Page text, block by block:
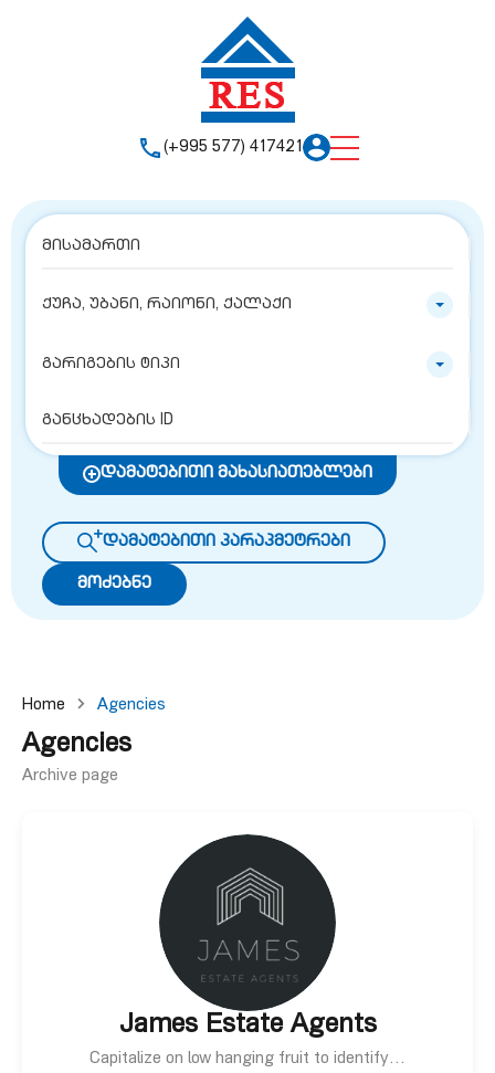
(+995 577) 417421
ქუჩა, უბანი, რაიონი, ქალაქი
გარიგების ტიპი
დამატებითი მახასიათებლები
დამატებითი პარაპმეტრები
მოძებნე
Home Agencies
Agencies
Archive page
James Estate Agents
Capitalize on low hanging fruit to identify…